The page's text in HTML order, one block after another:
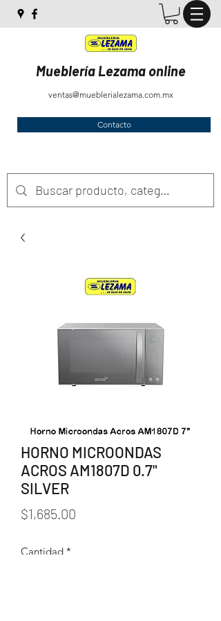
Mueblería Lezama online
ventas@mueblerialezama.com.mx
Contacto
HORNO MICROONDAS
ACROS AM1807D 0.7"
SILVER
$1,685.00
Cantidad *